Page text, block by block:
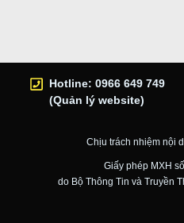
Hotline: 0966 649 749
(Quản lý website)
Chịu trách nhiệm nội
Giấy phép MXH
do Bộ Thông Tin và Truyền